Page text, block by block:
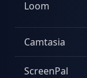
Loom
Camtasia
ScreenPal